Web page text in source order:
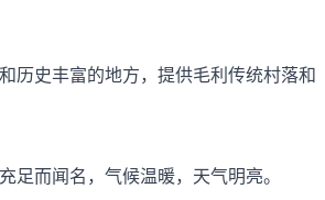
历史丰富的地方，提供毛利传统村落和
足而闻名，气候温暖，天气明亮。